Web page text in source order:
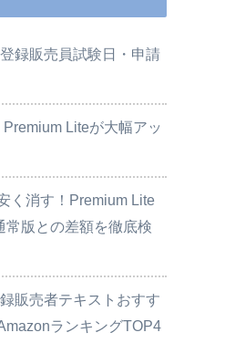
録販売員試験日・申請
Liteが大幅アッ
く消す！Premium Lite
常版との差額を徹底検
販売者テキストおすす
ランキングTOP4